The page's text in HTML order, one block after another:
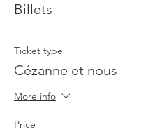
Billets
Ticket type
Cézanne et nous
More info
Price